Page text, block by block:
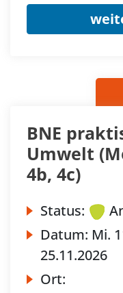
BNE
Umwelt
4b, 4c)
Status:
Datum: Mi.
25.11.2026
Ort: